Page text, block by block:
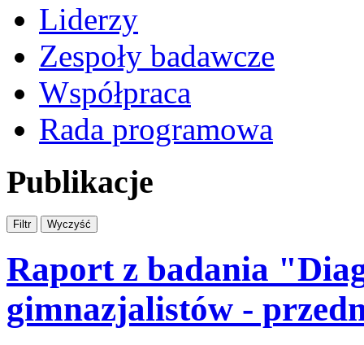
Liderzy
Zespoły badawcze
Współpraca
Rada programowa
Publikacje
Raport z badania
gimnazjalistów -